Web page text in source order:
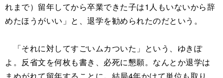
れまで）留年してから卒業できた子は1人もいないから辞
めたほうがいい」と、退学を勧められたのだという。
「それに対してすごいムカついた」という、ゆきぽ
よ。反省文を何枚も書き、必死に懇願。なんとか退学は